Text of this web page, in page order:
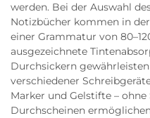
werden. Bei der Auswahl
Notizbücher kommen in
einer Grammatur von
ausgezeichnete
Durchsickern
verschiedener
Marker und Gelstifte –
Durchscheinen